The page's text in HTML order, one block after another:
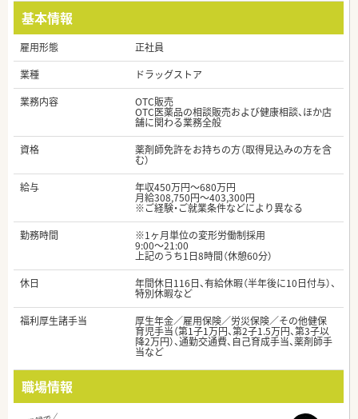
基本情報
雇用形態
正社員
業種
ドラッグストア
業務内容
OTC販売
OTC医薬品の相談販売および健康相談、ほか店
舗に関わる業務全般
資格
薬剤師免許をお持ちの方（取得見込みの方を含
む）
給与
年収450万円～680万円
月給308,750円～403,300円
※ご経験・ご就業条件などにより異なる
勤務時間
※1ヶ月単位の変形労働制採用
9:00～21:00
上記のうち1日8時間（休憩60分）
休日
年間休日116日、有給休暇（半年後に10日付与）、
特別休暇など
福利厚生諸手当
厚生年金／雇用保険／労災保険／その他健保
育児手当（第1子1万円、第2子1.5万円、第3子以
降2万円）、通勤交通費、自己育成手当、薬剤師手
当など
職場情報